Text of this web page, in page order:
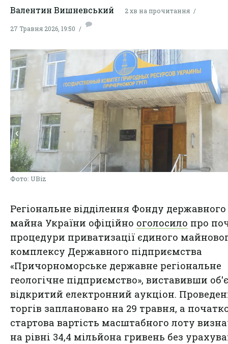
Валентин Вишневський 2 хв на прочитання
27 Травня 2026, 19:50
Фото: UBiz
Регіональне відділення Фонду державного
майна України офіційно оголосило про
процедури приватизації єдиного
комплексу Державного підприємства
«Причорноморське державне регіональне
геологічне підприємство», виставивши
відкритий електронний аукціон.
торгів заплановано на 29 травня, а
стартова вартість масштабного лоту
на рівні 34,4 мільйона гривень без